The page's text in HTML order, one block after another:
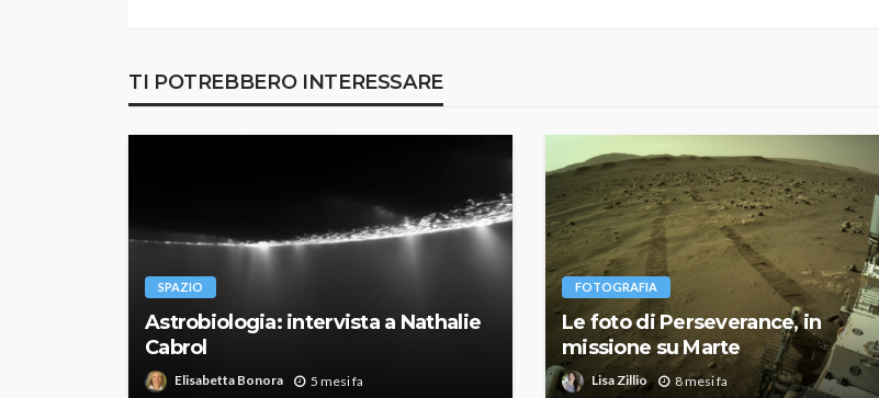
TI POTREBBERO INTERESSARE
SPAZIO
Astrobiologia: intervista a Nathalie
Cabrol
Elisabetta Bonora 5 mesi fa
FOTOGRAFIA
Le foto di Perseverance, in
missione su Marte
Lisa Zillio 8 mesi fa